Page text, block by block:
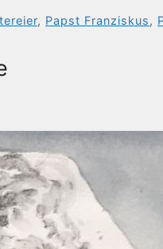
, Papst Franziskus,